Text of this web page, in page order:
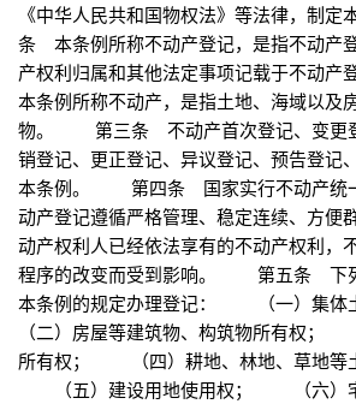
《中华人民共和国物权法》等法律，
条 本条例所称不动产登记，是指不动产
产权利归属和其他法定事项记载于不动
本条例所称不动产，是指土地、海域以及
物。 第三条 不动产首次登记、变更
销登记、更正登记、异议登记、预告登记
本条例。 第四条 国家实行不动产
动产登记遵循严格管理、稳定连续、
动产权利人已经依法享有的不动产权利，
程序的改变而受到影响。 第五条 下
本条例的规定办理登记： （一）集
（二）房屋等建筑物、构筑物所有权
所有权； （四）耕地、林地、草地等土
（五）建设用地使用权； （六）